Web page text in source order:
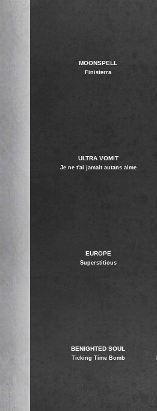
MOONSPELL
Finisterra
ULTRA VOMIT
Je ne t'ai jamait autans aime
EUROPE
Superstitious
BENIGHTED SOUL
Ticking Time Bomb